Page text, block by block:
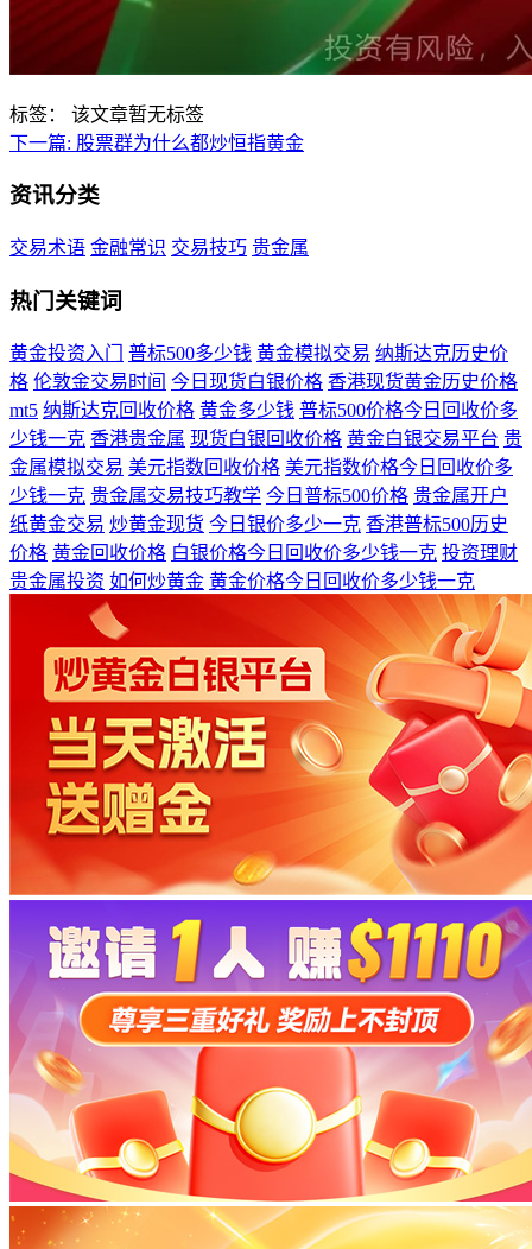
标签：
该文章暂无标签
下一篇: 股票群为什么都炒恒指黄金
资讯分类
交易术语 金融常识 交易技巧 贵金属
热门关键词
黄金投资入门 普标500多少钱 黄金模拟交易 纳斯达克历史价
格 伦敦金交易时间 今日现货白银价格 香港现货黄金历史价格
mt5 纳斯达克回收价格 黄金多少钱 普标500价格今日回收价多
少钱一克 香港贵金属 现货白银回收价格 黄金白银交易平台 贵
金属模拟交易 美元指数回收价格 美元指数价格今日回收价多
少钱一克 贵金属交易技巧教学 今日普标500价格 贵金属开户
纸黄金交易 炒黄金现货 今日银价多少一克 香港普标500历史
价格 黄金回收价格 白银价格今日回收价多少钱一克 投资理财
贵金属投资 如何炒黄金 黄金价格今日回收价多少钱一克